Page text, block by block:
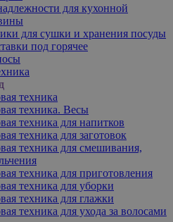
для кухонной
для сушки и хранения посуды
под горячее
техника
техника. Весы
техника для напитков
техника для заготовок
техника для смешивания,
техника для приготовления
техника для уборки
техника для глажки
техника для ухода за волосами